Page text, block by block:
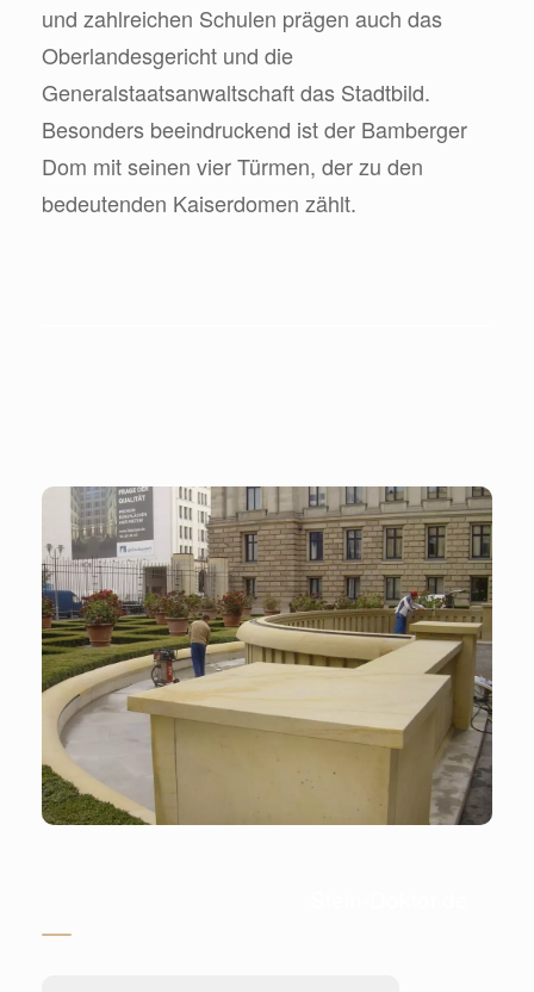
und zahlreichen Schulen prägen auch das
Oberlandesgericht und die
Generalstaatsanwaltschaft das Stadtbild.
Besonders beeindruckend ist der Bamberger
Dom mit seinen vier Türmen, der zu den
bedeutenden Kaiserdomen zählt.